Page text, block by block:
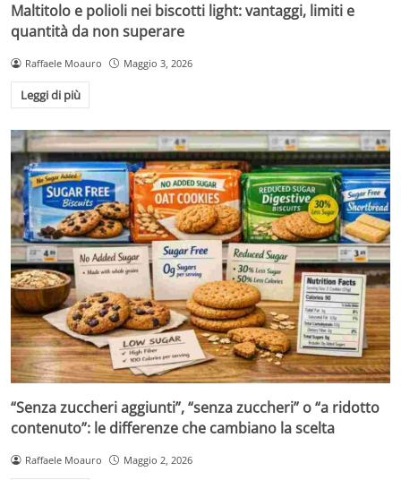
Maltitolo e polioli nei biscotti light: vantaggi, limiti e
quantità da non superare
Raffaele Moauro Maggio 3, 2026
Leggi di più
“Senza zuccheri aggiunti”, “senza zuccheri” o “a ridotto
contenuto”: le differenze che cambiano la scelta
Raffaele Moauro Maggio 2, 2026